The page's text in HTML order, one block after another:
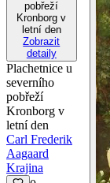
Zobrazit
detaily
Plachetnice u
severního
pobřeží
Kronborg v
letní den
Carl Frederik
Aagaard
Krajina